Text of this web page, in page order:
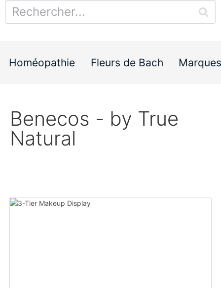
Homéopathie Fleurs de Bach Marques
Benecos - by True
Natural